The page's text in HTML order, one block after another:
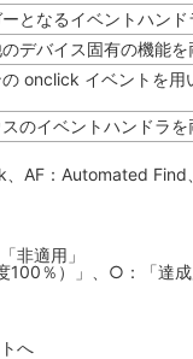
となるイベントハン
デバイス固有の機能
onclick イベントを
のイベントハンドラ
、AF： Automated Find
非適用」
100％）」、○：「達
へ